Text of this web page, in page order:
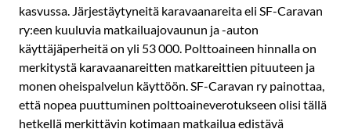
kasvussa. Järjestäytyneitä karavaanareita eli SF-Caravan
ry:een kuuluvia matkailuajovaunun ja -auton
käyttäjäperheitä on yli 53 000. Polttoaineen hinnalla on
merkitystä karavaanareitten matkareittien pituuteen ja
monen oheispalvelun käyttöön. SF-Caravan ry painottaa,
että nopea puuttuminen polttoaineverotukseen olisi tällä
hetkellä merkittävin kotimaan matkailua edistävä